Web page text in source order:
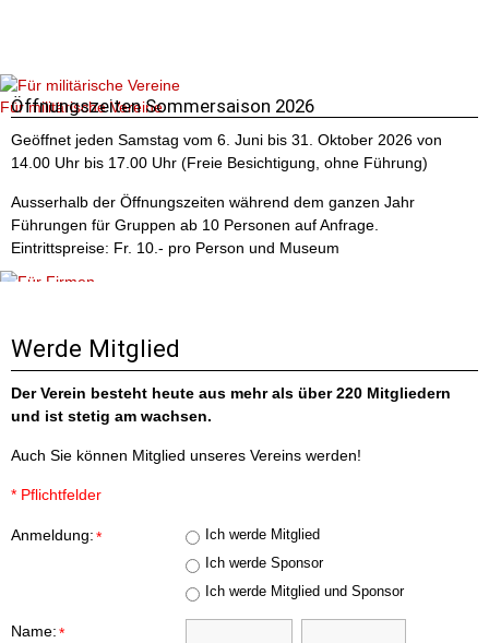
Für militärische Vereine
Für Schulen
Öffnungszeiten Sommersaison 2026
Geöffnet jeden Samstag vom 6. Juni bis 31. Oktober 2026 von
14.00 Uhr bis 17.00 Uhr (Freie Besichtigung, ohne Führung)
Ausserhalb der Öffnungszeiten während dem ganzen Jahr
Führungen für Gruppen ab 10 Personen auf Anfrage.
Eintrittspreise: Fr. 10.- pro Person und Museum
Werde Mitglied
Der Verein besteht heute aus mehr als über 220 Mitgliedern
und ist stetig am wachsen.
Auch Sie können Mitglied unseres Vereins werden!
* Pflichtfelder
Anmeldung:*
Ich werde Mitglied
Ich werde Sponsor
Ich werde Mitglied und Sponsor
Name:*